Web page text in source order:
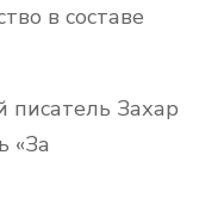
в составе
писатель Захар
«За